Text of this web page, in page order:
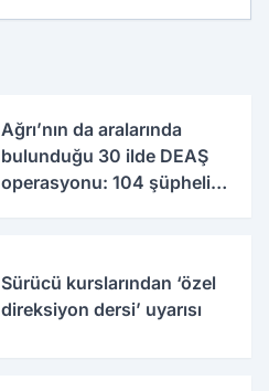
Ağrı’nın da aralarında
bulunduğu 30 ilde DEAŞ
operasyonu: 104 şüpheli
Sürücü kurslarından ‘özel
direksiyon dersi’ uyarısı